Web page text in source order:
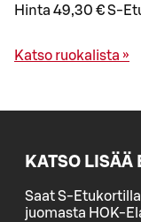
Hinta 49,30 € S-
Katso ruokalista »
KATSO LISÄÄ
Saat S-
juomasta HOK-